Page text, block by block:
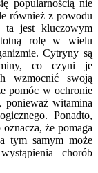
popularnością nie
również z powodu
ta jest kluczowym
rolę w wielu
Cytryny są
co czyni je
wzmocnić swoją
pomóc w ochronie
ponieważ witamina
Ponadto,
że pomaga
tym samym może
chorób